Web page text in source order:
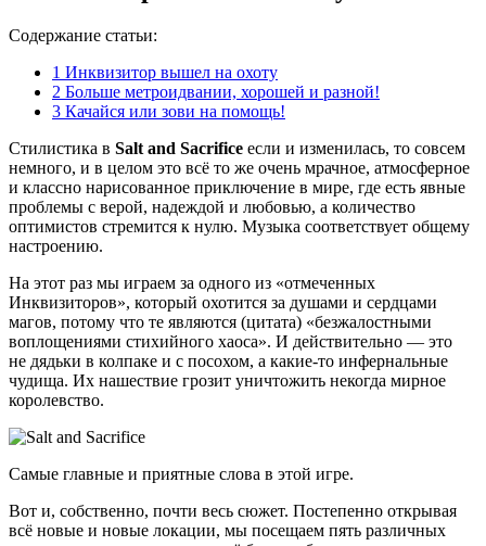
Содержание статьи:
1 Инквизитор вышел на охоту
2 Больше метроидвании, хорошей и разной!
3 Качайся или зови на помощь!
Стилистика в Salt and Sacrifice если и изменилась, то совсем
немного, и в целом это всё то же очень мрачное, атмосферное
и классно нарисованное приключение в мире, где есть явные
проблемы с верой, надеждой и любовью, а количество
оптимистов стремится к нулю. Музыка соответствует общему
настроению.
На этот раз мы играем за одного из «отмеченных
Инквизиторов», который охотится за душами и сердцами
магов, потому что те являются (цитата) «безжалостными
воплощениями стихийного хаоса». И действительно — это
не дядьки в колпаке и с посохом, а какие-то инфернальные
чудища. Их нашествие грозит уничтожить некогда мирное
королевство.
Самые главные и приятные слова в этой игре.
Вот и, собственно, почти весь сюжет. Постепенно открывая
всё новые и новые локации, мы посещаем пять различных